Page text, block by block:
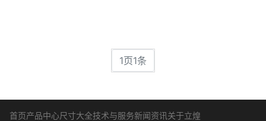
1页1条
首页产品中心尺寸大全技术与服务新闻资讯关于立煌